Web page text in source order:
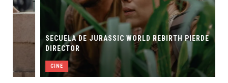
SECUELA DE JURASSIC WORLD REBIRTH PIERDE
DIRECTOR